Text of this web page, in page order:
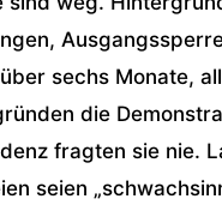
sechs Monate,
die
fragten sie nie.
seien